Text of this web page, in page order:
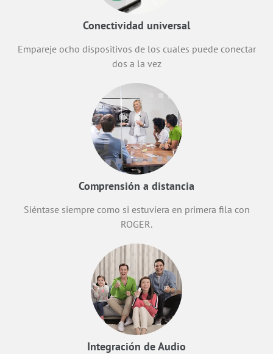
Conectividad universal
Empareje ocho dispositivos de los cuales puede conectar
dos a la vez
Comprensión a distancia
Siéntase siempre como si estuviera en primera fila con
ROGER.
Integración de Audio